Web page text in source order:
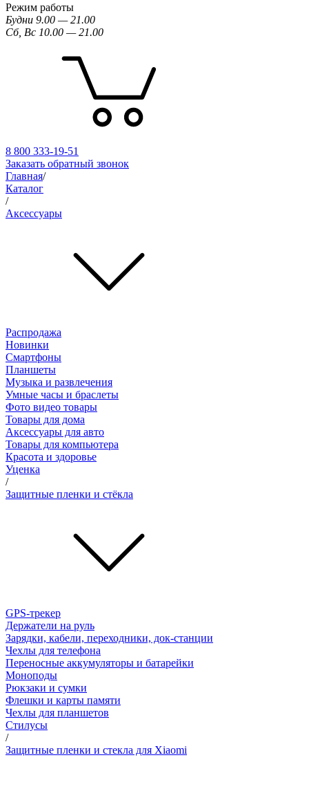
Режим работы
Будни 9.00 — 21.00
Сб, Вс 10.00 — 21.00
8 800 333-19-51
Заказать обратный звонок
Главная/
Каталог
/
Аксессуары
Распродажа
Новинки
Смартфоны
Планшеты
Музыка и развлечения
Умные часы и браслеты
Фото видео товары
Товары для дома
Аксессуары для авто
Товары для компьютера
Красота и здоровье
Уценка
/
Защитные пленки и стёкла
GPS-трекер
Держатели на руль
Зарядки, кабели, переходники, док-станции
Чехлы для телефона
Переносные аккумуляторы и батарейки
Моноподы
Рюкзаки и сумки
Флешки и карты памяти
Чехлы для планшетов
Стилусы
/
Защитные пленки и стекла для Xiaomi